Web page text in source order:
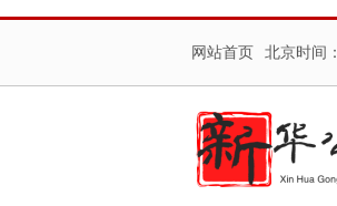
网站首页 北京时间：